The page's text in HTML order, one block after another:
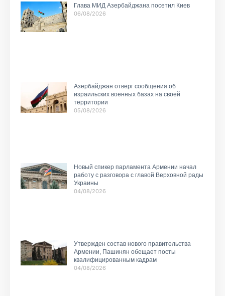
Глава МИД Азербайджана посетил Киев
06/08/2026
Азербайджан отверг сообщения об
израильских военных базах на своей
территории
05/08/2026
Новый спикер парламента Армении начал
работу с разговора с главой Верховной рады
Украины
04/08/2026
Утвержден состав нового правительства
Армении, Пашинян обещает посты
квалифицированным кадрам
04/08/2026